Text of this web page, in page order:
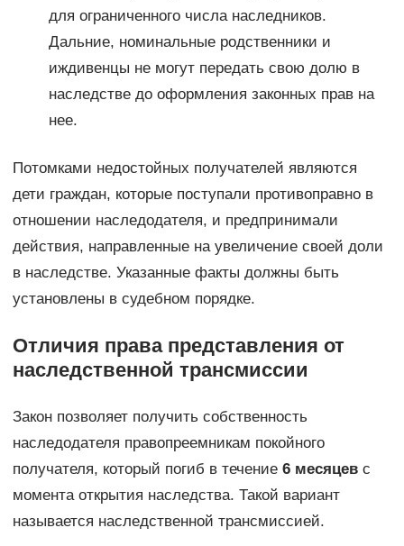
для ограниченного числа наследников.
Дальние, номинальные родственники и
иждивенцы не могут передать свою долю в
наследстве до оформления законных прав на
нее.
Потомками недостойных получателей являются
дети граждан, которые поступали противоправно в
отношении наследодателя, и предпринимали
действия, направленные на увеличение своей доли
в наследстве. Указанные факты должны быть
установлены в судебном порядке.
Отличия права представления от
наследственной трансмиссии
Закон позволяет получить собственность
наследодателя правопреемникам покойного
получателя, который погиб в течение 6 месяцевс
момента открытия наследства. Такой вариант
называется наследственной трансмиссией.